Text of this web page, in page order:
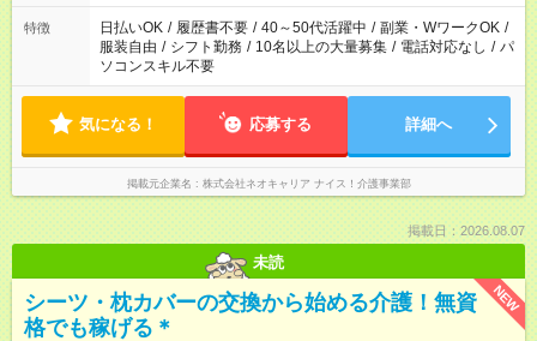
特徴 日払いOK / 履歴書不要 / 40～50代活躍中 / 副業・WワークOK /
服装自由 / シフト勤務 / 10名以上の大量募集 / 電話対応なし / パ
ソコンスキル不要
気になる！ 応募する 詳細へ
掲載元企業名 株式会社ネオキャリア ナイス！介護事業部
掲載日：2026.08.07
未読
NEW
シーツ・枕カバーの交換から始める介護！無資
格でも稼げる＊